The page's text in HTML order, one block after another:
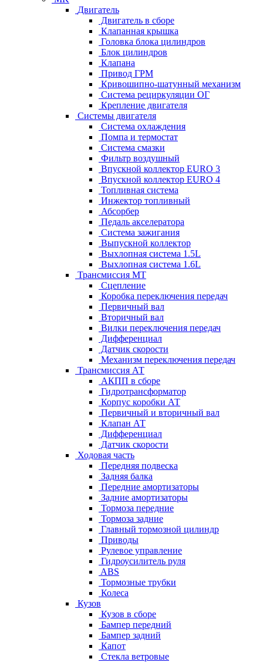
Двигатель
Двигатель в сборе
Клапанная крышка
Головка блока цилиндров
Блок цилиндров
Клапана
Привод ГРМ
Кривошипно-шатунный механизм
Система рециркуляции ОГ
Крепление двигателя
Системы двигателя
Система охлаждения
Помпа и термостат
Система смазки
Фильтр воздушный
Впускной коллектор EURO 3
Впускной коллектор EURO 4
Топливная система
Инжектор топливный
Абсорбер
Педаль акселератора
Система зажигания
Выпускной коллектор
Выхлопная система 1.5L
Выхлопная система 1.6L
Трансмиссия МТ
Сцепление
Коробка переключения передач
Первичный вал
Вторичный вал
Вилки переключения передач
Дифференциал
Датчик скорости
Механизм переключения передач
Трансмиссия АТ
АКПП в сборе
Гидротрансформатор
Корпус коробки АТ
Первичный и вторичный вал
Клапан АТ
Дифференциал
Датчик скорости
Ходовая часть
Передняя подвеска
Задняя балка
Передние амортизаторы
Задние амортизаторы
Тормоза передние
Тормоза задние
Главный тормозной цилиндр
Приводы
Рулевое управление
Гидроусилитель руля
ABS
Тормозные трубки
Колеса
Кузов
Кузов в сборе
Бампер передний
Бампер задний
Капот
Стекла ветровые